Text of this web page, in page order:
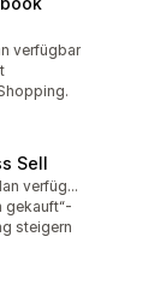
verfügbar
Sell
Kostenloser Plan verfügbar
gekauft“-
steigern